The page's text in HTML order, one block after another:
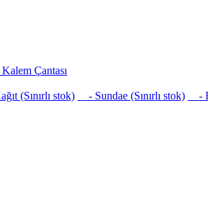
Çantası
(Sınırlı stok) - Sundae (Sınırlı stok)
-